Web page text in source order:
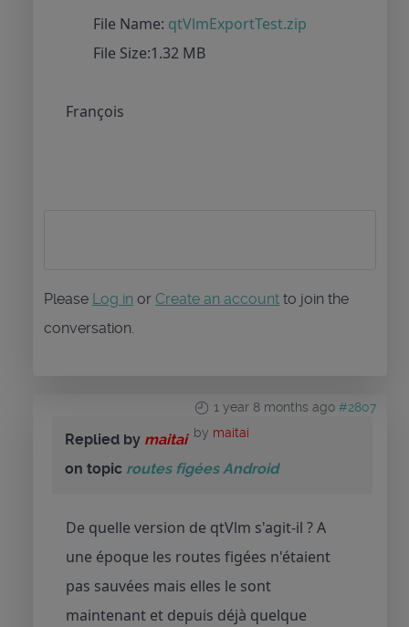
File Name: qtVlmExportTest.zip
File Size:1.32 MB
François
Please Log in or Create an account to join the
conversation.
1 year 8 months ago #2807
by maitai
Replied by maitai
on topic routes figées Android
De quelle version de qtVlm s'agit-il ? A
une époque les routes figées n'étaient
pas sauvées mais elles le sont
maintenant et depuis déjà quelque